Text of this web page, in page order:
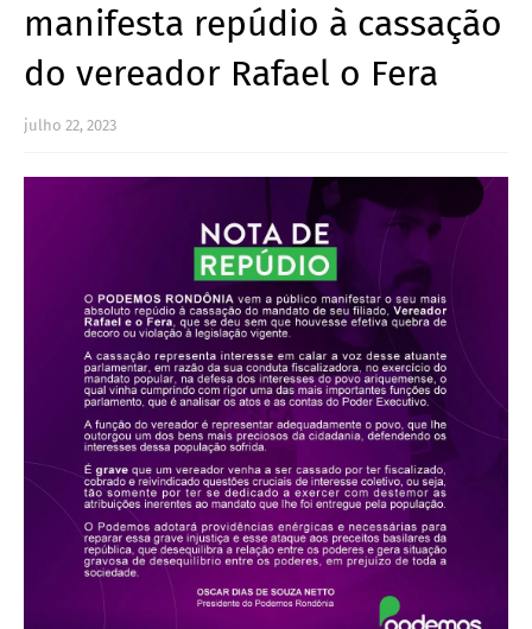
manifesta repúdio à cassação
do vereador Rafael o Fera
julho 22, 2023